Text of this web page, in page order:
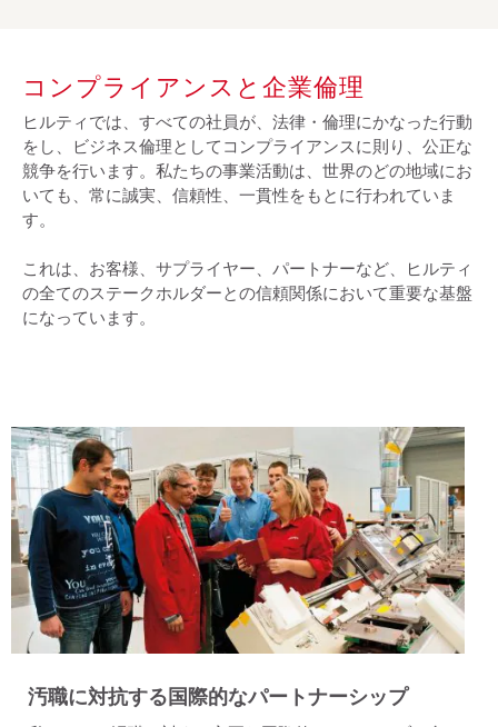
コンプライアンスと企業倫理
ヒルティでは、すべての社員が、法律・倫理にかなった行動
をし、ビジネス倫理としてコンプライアンスに則り、公正な
競争を行います。私たちの事業活動は、世界のどの地域にお
いても、常に誠実、信頼性、一貫性をもとに行われていま
す。
これは、お客様、サプライヤー、パートナーなど、ヒルティ
の全てのステークホルダーとの信頼関係において重要な基盤
になっています。
汚職に対抗する国際的なパートナーシップ